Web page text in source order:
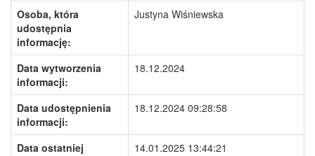
Osoba, która
udostępnia
informację:
Justyna Wiśniewska
Data wytworzenia
informacji:
18.12.2024
Data udostępnienia
informacji:
18.12.2024 09:28:58
Data ostatniej
14.01.2025 13:44:21